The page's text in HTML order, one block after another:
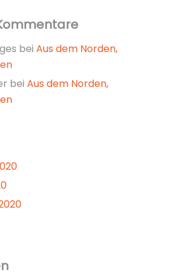
bei Aus dem Norden,
bei Aus dem Norden,